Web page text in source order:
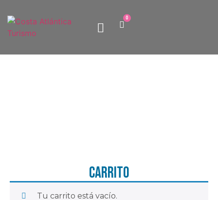
0
Carrito
Tu carrito está vacío.